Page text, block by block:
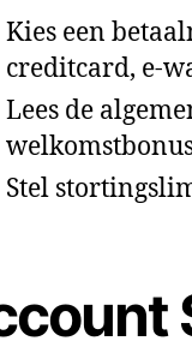
Kies een
creditcard,
Lees de
Stel